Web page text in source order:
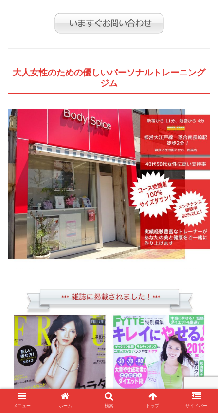
大人女性のための優しいパーソナルトレーニング
ジム
メニュー ホーム 検索 トップ サイドバー